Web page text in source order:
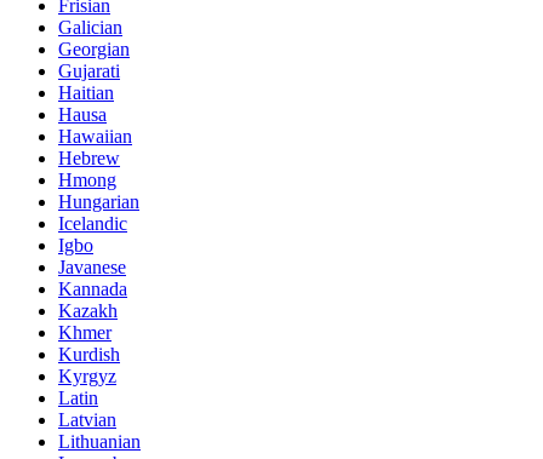
Frisian
Galician
Georgian
Gujarati
Haitian
Hausa
Hawaiian
Hebrew
Hmong
Hungarian
Icelandic
Igbo
Javanese
Kannada
Kazakh
Khmer
Kurdish
Kyrgyz
Latin
Latvian
Lithuanian